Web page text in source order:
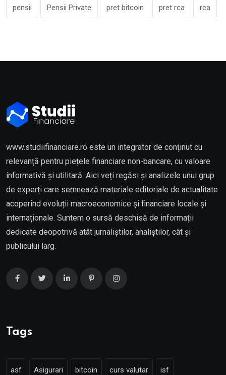
pensii Pensii Private pret bitcoin pret rca rca
www.studiifinanciare.ro este un integrator de conținut cu
relevanță pentru piețele financiare non-bancare, cu valoare
informativă și utilitară. Aici veți regăsi și analizele unui grup
de experți care semnează materiale editoriale de actualitate
acoperind evoluții macroeconomice și financiare locale și
internaționale. Suntem o sursă deschisă de informații
dedicate deopotrivă atât jurnaliștilor, analiștilor, cât și
publicului larg.
Tags
asf Asigurari bitcoin curs valutar isf